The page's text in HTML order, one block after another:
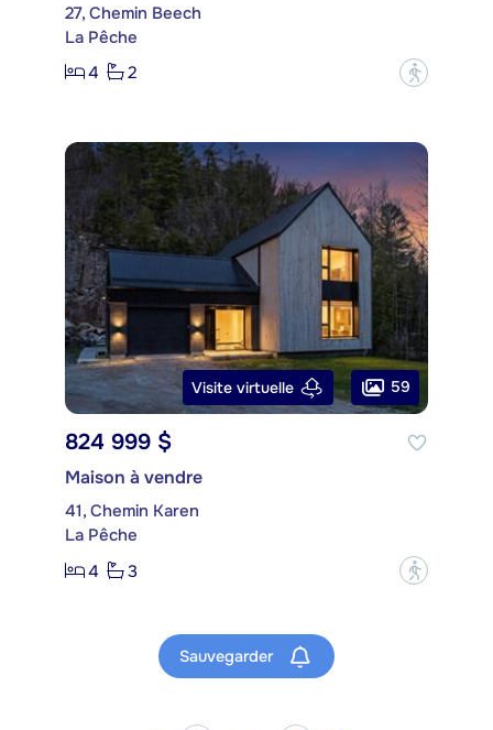
27, Chemin Beech
La Pêche
4
2 ?
Visite virtuelle 59
824 999 $
Maison à vendre
41, Chemin Karen
La Pêche
4
3 ?
Sauvegarder